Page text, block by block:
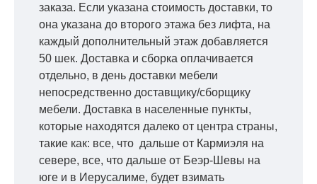
заказа. Если указана стоимость доставки, то
она указана до второго этажа без лифта, на
каждый дополнительный этаж добавляется
50 шек. Доставка и сборка оплачивается
отдельно, в день доставки мебели
непосредственно доставщику/сборщику
мебели. Доставка в населенные пункты,
которые находятся далеко от центра страны,
такие как: все, что дальше от Кармиэля на
севере, все, что дальше от Беэр-Шевы на
юге и в Иерусалиме, будет взимать